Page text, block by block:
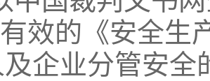
效的《安全生
企业分管安全